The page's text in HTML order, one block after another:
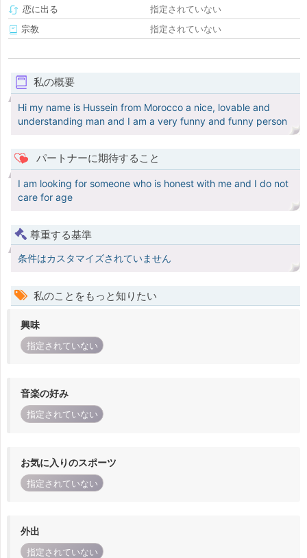
恋に出る
指定されていない
宗教
指定されていない
私の概要
Hi my name is Hussein from Morocco a nice, lovable and
understanding man and I am a very funny and funny person
パートナーに期待すること
I am looking for someone who is honest with me and I do not
care for age
尊重する基準
条件はカスタマイズされていません
私のことをもっと知りたい
興味
指定されていない
音楽の好み
指定されていない
お気に入りのスポーツ
指定されていない
外出
指定されていない